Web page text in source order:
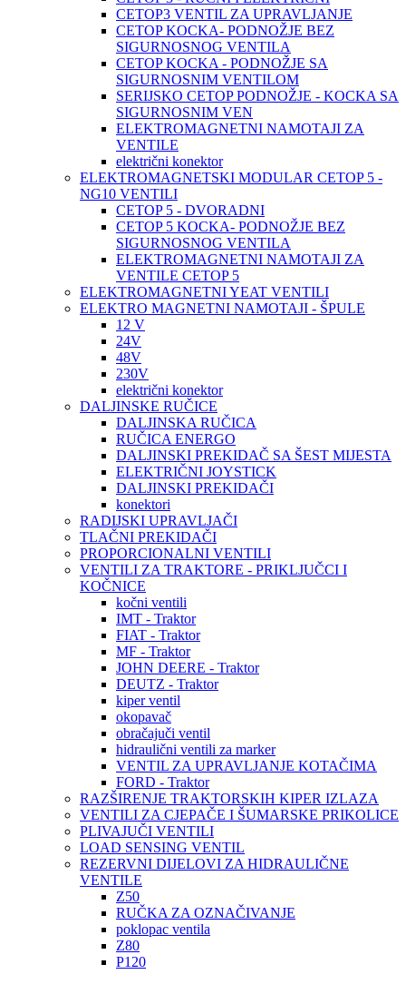
CETOP3 VENTIL ZA UPRAVLJANJE
CETOP KOCKA- PODNOŽJE BEZ
SIGURNOSNOG VENTILA
CETOP KOCKA - PODNOŽJE SA
SIGURNOSNIM VENTILOM
SERIJSKO CETOP PODNOŽJE - KOCKA SA
SIGURNOSNIM VEN
ELEKTROMAGNETNI NAMOTAJI ZA
VENTILE
električni konektor
ELEKTROMAGNETSKI MODULAR CETOP 5 -
NG10 VENTILI
CETOP 5 - DVORADNI
CETOP 5 KOCKA- PODNOŽJE BEZ
SIGURNOSNOG VENTILA
ELEKTROMAGNETNI NAMOTAJI ZA
VENTILE CETOP 5
ELEKTROMAGNETNI YEAT VENTILI
ELEKTRO MAGNETNI NAMOTAJI - ŠPULE
12 V
24V
48V
230V
električni konektor
DALJINSKE RUČICE
DALJINSKA RUČICA
RUČICA ENERGO
DALJINSKI PREKIDAČ SA ŠEST MIJESTA
ELEKTRIČNI JOYSTICK
DALJINSKI PREKIDAČI
konektori
RADIJSKI UPRAVLJAČI
TLAČNI PREKIDAČI
PROPORCIONALNI VENTILI
VENTILI ZA TRAKTORE - PRIKLJUČCI I
KOČNICE
kočni ventili
IMT - Traktor
FIAT - Traktor
MF - Traktor
JOHN DEERE - Traktor
DEUTZ - Traktor
kiper ventil
okopavač
obračajuči ventil
hidraulični ventili za marker
VENTIL ZA UPRAVLJANJE KOTAČIMA
FORD - Traktor
RAZŠIRENJE TRAKTORSKIH KIPER IZLAZA
VENTILI ZA CJEPAČE I ŠUMARSKE PRIKOLICE
PLIVAJUČI VENTILI
LOAD SENSING VENTIL
REZERVNI DIJELOVI ZA HIDRAULIČNE
VENTILE
Z50
RUČKA ZA OZNAČIVANJE
poklopac ventila
Z80
P120